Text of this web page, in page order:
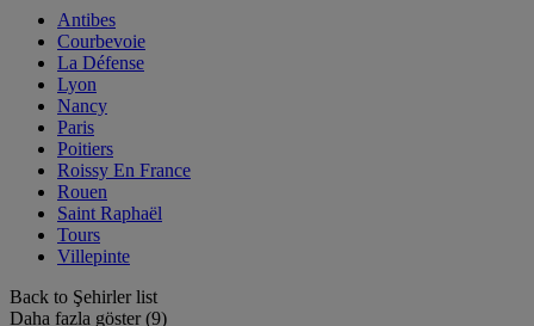
Antibes
Courbevoie
La Défense
Lyon
Nancy
Paris
Poitiers
Roissy En France
Rouen
Saint Raphaël
Tours
Villepinte
Back to Şehirler list
Daha fazla göster (9)